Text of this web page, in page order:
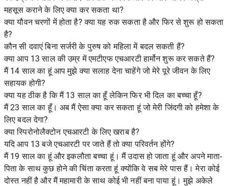
महसूस कराने के लिए क्या कर सकता था?
क्या यौवन चरणों में होता है? क्या यह रुक सकता है और फिर से शुरू हो सकता
है?
कौन सी दवाएं बिना सर्जरी के पुरुष को महिला में बदल सकती हैं?
क्या आप 13 साल की उम्र में एमटीएफ एचआरटी हार्मोन शुरू कर सकते हैं?
मैं 14 साल का हूं आप मुझे क्या सलाह देना चाहेंगे जो मेरे पूरे जीवन के लिए
सहायक होगी?
क्या यह ठीक है कि मैं 13 साल का हूँ लेकिन फिर भी दिल का बच्चा हूँ?
मैं 23 साल का हूँ। अब मैं ऐसा क्या कर सकता हूं जो मेरी जिंदगी को हमेशा के
लिए बदल देगा?
क्या स्पिरोनोलैक्टोन एचआरटी के लिए खराब है?
यदि आप 13 बजे एचआरटी पर जाते हैं तो क्या परिवर्तन होंगे?
मैं 19 साल का हूं और इकलौता बच्चा हूं। मैं उदास हो जाता हूं और अपने माता-
पिता के साथ कुछ होने की चिंता करता हूं क्योंकि वे सब मेरे पास हैं। मेरा कोई
दोस्त नहीं है और मैं महामारी के साथ कोई भी नहीं बना पाया हूं। मुझे अकेले